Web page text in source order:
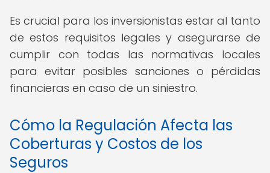
Es crucial para los inversionistas estar al tanto
de estos requisitos legales y asegurarse de
cumplir con todas las normativas locales
para evitar posibles sanciones o pérdidas
financieras en caso de un siniestro.
Cómo la Regulación Afecta las
Coberturas y Costos de los
Seguros